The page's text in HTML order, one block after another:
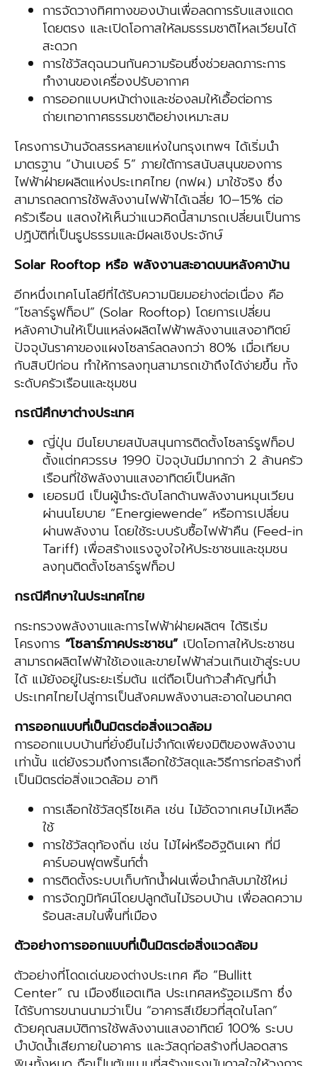
การจัดวางทิศทางของบ้านเพื่อลดการรับแสงแดด
โดยตรง และเปิดโอกาสให้ลมธรรมชาติไหลเวียนได้
สะดวก
การใช้วัสดุฉนวนกันความร้อนซึ่งช่วยลดภาระการ
ทำงานของเครื่องปรับอากาศ
การออกแบบหน้าต่างและช่องลมให้เอื้อต่อการ
ถ่ายเทอากาศธรรมชาติอย่างเหมาะสม
โครงการบ้านจัดสรรหลายแห่งในกรุงเทพฯ ได้เริ่มนำ
มาตรฐาน “บ้านเบอร์ 5” ภายใต้การสนับสนุนของการ
ไฟฟ้าฝ่ายผลิตแห่งประเทศไทย (กฟผ.) มาใช้จริง ซึ่ง
สามารถลดการใช้พลังงานไฟฟ้าได้เฉลี่ย 10–15% ต่อ
ครัวเรือน แสดงให้เห็นว่าแนวคิดนี้สามารถเปลี่ยนเป็นการ
ปฏิบัติที่เป็นรูปธรรมและมีผลเชิงประจักษ์
Solar Rooftop หรือ พลังงานสะอาดบนหลังคาบ้าน
อีกหนึ่งเทคโนโลยีที่ได้รับความนิยมอย่างต่อเนื่อง คือ
“โซลาร์รูฟท็อป” (Solar Rooftop) โดยการเปลี่ยน
หลังคาบ้านให้เป็นแหล่งผลิตไฟฟ้าพลังงานแสงอาทิตย์
ปัจจุบันราคาของแผงโซลาร์ลดลงกว่า 80% เมื่อเทียบ
กับสิบปีก่อน ทำให้การลงทุนสามารถเข้าถึงได้ง่ายขึ้น ทั้ง
ระดับครัวเรือนและชุมชน
กรณีศึกษาต่างประเทศ
ญี่ปุ่น มีนโยบายสนับสนุนการติดตั้งโซลาร์รูฟท็อป
ตั้งแต่ทศวรรษ 1990 ปัจจุบันมีมากกว่า 2 ล้านครัว
เรือนที่ใช้พลังงานแสงอาทิตย์เป็นหลัก
เยอรมนี เป็นผู้นำระดับโลกด้านพลังงานหมุนเวียน
ผ่านนโยบาย “Energiewende” หรือการเปลี่ยน
ผ่านพลังงาน โดยใช้ระบบรับซื้อไฟฟ้าคืน (Feed-in
Tariff) เพื่อสร้างแรงจูงใจให้ประชาชนและชุมชน
ลงทุนติดตั้งโซลาร์รูฟท็อป
กรณีศึกษาในประเทศไทย
กระทรวงพลังงานและการไฟฟ้าฝ่ายผลิตฯ ได้ริเริ่ม
โครงการ “โซลาร์ภาคประชาชน”เปิดโอกาสให้ประชาชน
สามารถผลิตไฟฟ้าใช้เองและขายไฟฟ้าส่วนเกินเข้าสู่ระบบ
ได้ แม้ยังอยู่ในระยะเริ่มต้น แต่ถือเป็นก้าวสำคัญที่นำ
ประเทศไทยไปสู่การเป็นสังคมพลังงานสะอาดในอนาคต
การออกแบบที่เป็นมิตรต่อสิ่งแวดล้อม
การออกแบบบ้านที่ยั่งยืนไม่จำกัดเพียงมิติของพลังงาน
เท่านั้น แต่ยังรวมถึงการเลือกใช้วัสดุและวิธีการก่อสร้างที่
เป็นมิตรต่อสิ่งแวดล้อม อาทิ
การเลือกใช้วัสดุรีไซเคิล เช่น ไม้อัดจากเศษไม้เหลือ
ใช้
การใช้วัสดุท้องถิ่น เช่น ไม้ไผ่หรืออิฐดินเผา ที่มี
คาร์บอนฟุตพริ้นท์ต่ำ
การติดตั้งระบบเก็บกักน้ำฝนเพื่อนำกลับมาใช้ใหม่
การจัดภูมิทัศน์โดยปลูกต้นไม้รอบบ้าน เพื่อลดความ
ร้อนสะสมในพื้นที่เมือง
ตัวอย่างการออกแบบที่เป็นมิตรต่อสิ่งแวดล้อม
ตัวอย่างที่โดดเด่นของต่างประเทศ คือ “Bullitt
Center” ณ เมืองซีแอตเทิล ประเทศสหรัฐอเมริกา ซึ่ง
ได้รับการขนานนามว่าเป็น “อาคารสีเขียวที่สุดในโลก”
ด้วยคุณสมบัติการใช้พลังงานแสงอาทิตย์ 100% ระบบ
บำบัดน้ำเสียภายในอาคาร และวัสดุก่อสร้างที่ปลอดสาร